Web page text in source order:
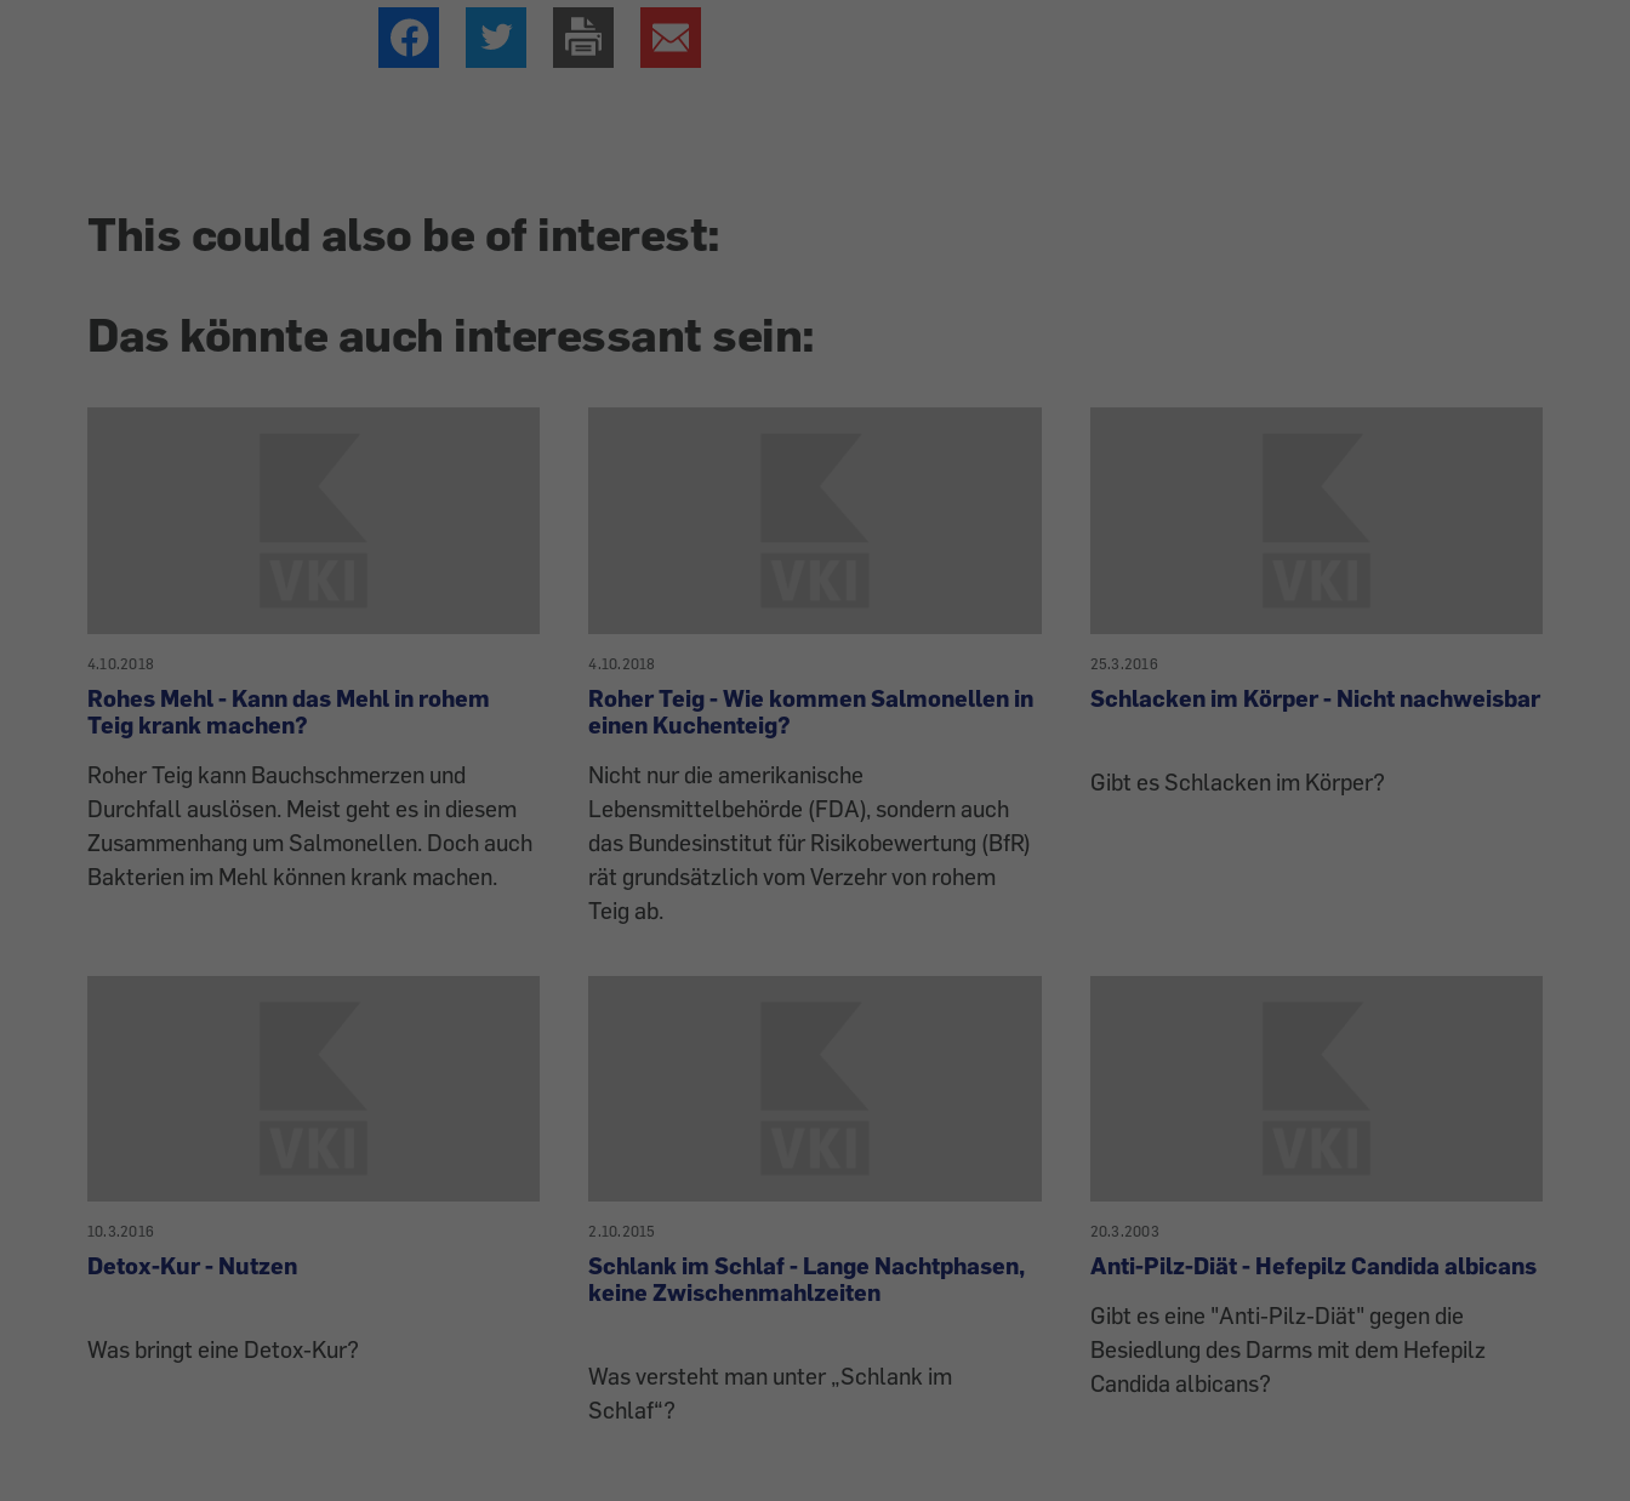
This could also be of interest:
Das könnte auch interessant sein:
4.10.2018
Rohes Mehl - Kann das Mehl in rohem
Teig krank machen?
Roher Teig kann Bauchschmerzen und
Durchfall auslösen. Meist geht es in diesem
Zusammenhang um Salmonellen. Doch auch
Bakterien im Mehl können krank machen.
4.10.2018
Roher Teig - Wie kommen Salmonellen in
einen Kuchenteig?
Nicht nur die amerikanische
Lebensmittelbehörde (FDA), sondern auch
das Bundesinstitut für Risikobewertung (BfR)
rät grundsätzlich vom Verzehr von rohem
Teig ab.
25.3.2016
Schlacken im Körper - Nicht nachweisbar
Gibt es Schlacken im Körper?
10.3.2016
Detox-Kur - Nutzen
Was bringt eine Detox-Kur?
2.10.2015
Schlank im Schlaf - Lange Nachtphasen,
keine Zwischenmahlzeiten
Was versteht man unter „Schlank im
Schlaf“?
20.3.2003
Anti-Pilz-Diät - Hefepilz Candida albicans
Gibt es eine "Anti-Pilz-Diät" gegen die
Besiedlung des Darms mit dem Hefepilz
Candida albicans?